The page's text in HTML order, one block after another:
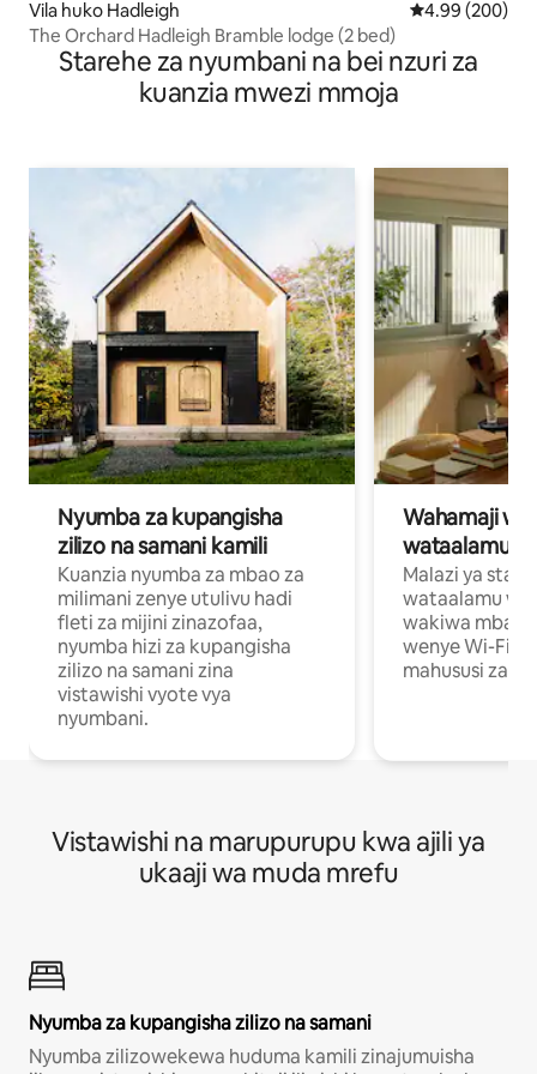
Vila huko Hadleigh Ukadiriaji wa
4.99 (200)
The Orchard Hadleigh Bramble lodge (2 bed)
Starehe za nyumbani na bei nzuri za
kuanzia mwezi mmoja
Nyumba za kupangisha
zilizo na samani kamili
Kuanzia nyumba za mbao za
milimani zenye utulivu hadi
fleti za mijini zinazofaa,
nyumba hizi za kupangisha
zilizo na samani zina
vistawishi vyote vya
nyumbani.
Wahamaji
wataalamu
Malazi ya
wataalamu
wakiwa mbali
wenye Wi-Fi
mahususi za
Vistawishi na marupurupu kwa ajili ya
ukaaji wa muda mrefu
Nyumba za kupangisha zilizo na samani
Nyumba zilizowekewa huduma kamili zinajumuisha